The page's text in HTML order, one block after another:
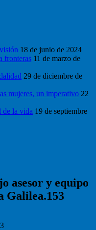
18 de junio de 2024
fronteras 11 de marzo de
29 de diciembre de
mujeres, un imperativo 22
de la vida 19 de septiembre
asesor y equipo
Galilea.153